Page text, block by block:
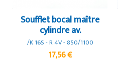
Soufflet bocal maître
cylindre av.
/K 16S - R 4V - 850/1100
17,56 €